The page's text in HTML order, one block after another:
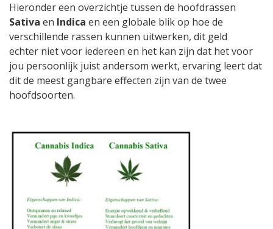
Hieronder een overzichtje tussen de hoofdrassen
Sativa en Indica en een globale blik op hoe de
verschillende rassen kunnen uitwerken, dit geld
echter niet voor iedereen en het kan zijn dat het voor
jou persoonlijk juist andersom werkt, ervaring leert dat
dit de meest gangbare effecten zijn van de twee
hoofdsoorten.